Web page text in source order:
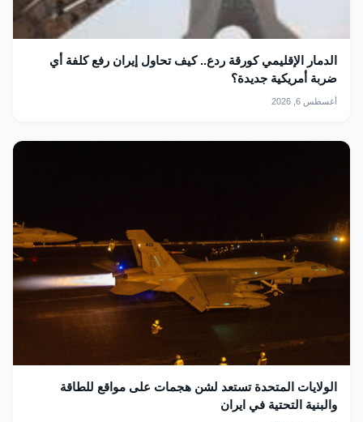
الدمار الإقليمي كورقة ردع.. كيف تحاول إيران رفع كلفة أي
ضربة أمريكية جديدة؟
أغسطس 6, 2026
الولايات المتحدة تستعد لشن هجمات على مواقع للطاقة
والبنية التحتية في ايران